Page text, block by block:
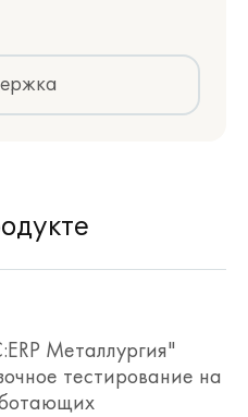
Металлургия"
тестирование на